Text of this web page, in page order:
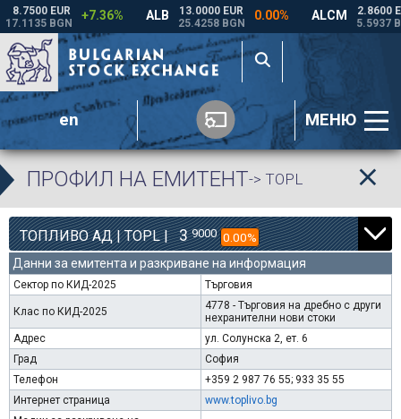
en МЕНЮ
ПРОФИЛ НА ЕМИТЕНТ-> TOPL
ТОПЛИВО АД | TOPL | 3 9000 0.00%
Данни за емитента и разкриване на информация
Сектор по КИД-2025 Търговия
Клас по КИД-2025
4778 - Търговия на дребно с други
нехранителни нови стоки
Адрес
ул. Солунска 2, ет. 6
Град
София
Телефон
+359 2 987 76 55; 933 35 55
Интернет страница
www.toplivo.bg